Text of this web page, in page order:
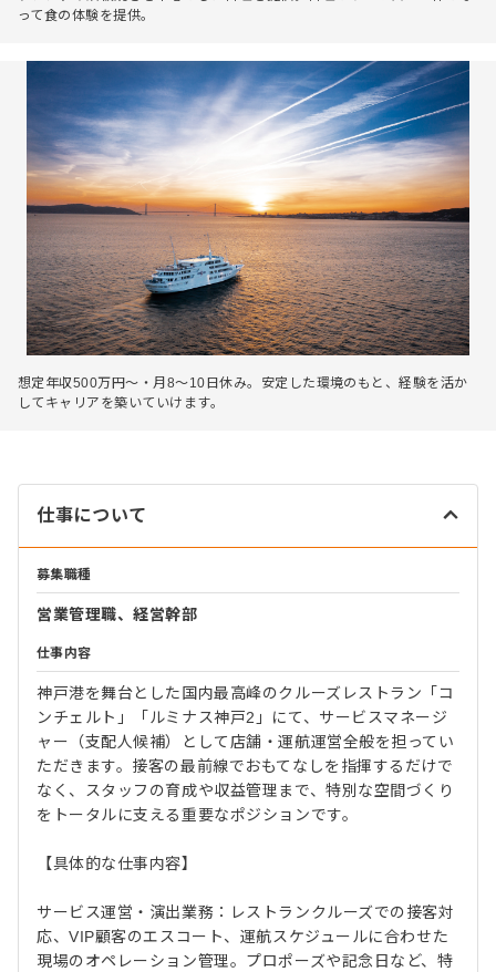
って食の体験を提供。
想定年収500万円～・月8～10日休み。安定した環境のもと、経験を活か
してキャリアを築いていけます。
仕事について
募集職種
営業管理職、経営幹部
仕事内容
神戸港を舞台とした国内最高峰のクルーズレストラン「コ
ンチェルト」「ルミナス神戸2」にて、サービスマネージ
ャー（支配人候補）として店舗・運航運営全般を担ってい
ただきます。接客の最前線でおもてなしを指揮するだけで
なく、スタッフの育成や収益管理まで、特別な空間づくり
をトータルに支える重要なポジションです。
【具体的な仕事内容】
サービス運営・演出業務：レストランクルーズでの接客対
応、VIP顧客のエスコート、運航スケジュールに合わせた
現場のオペレーション管理。プロポーズや記念日など、特